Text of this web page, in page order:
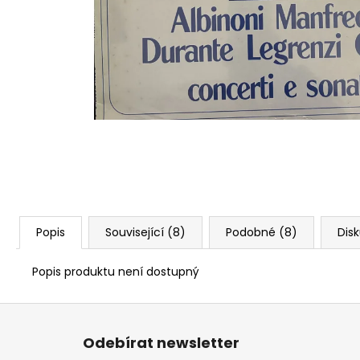
Popis Související (8) Podobné (8)
Popis produktu není dostupný
Z
Odebírat newsletter